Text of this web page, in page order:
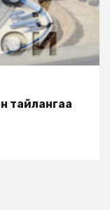
тайлангаа